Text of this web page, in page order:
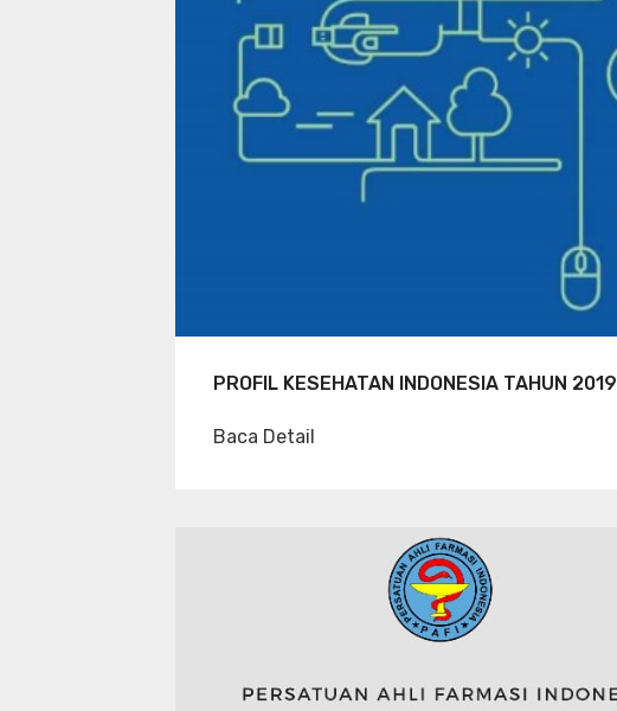
PROFIL KESEHATAN INDONESIA TAHUN 2019
Baca Detail